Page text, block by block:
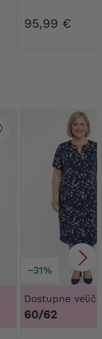
95,99 €
−31%
Dostupne
60/62